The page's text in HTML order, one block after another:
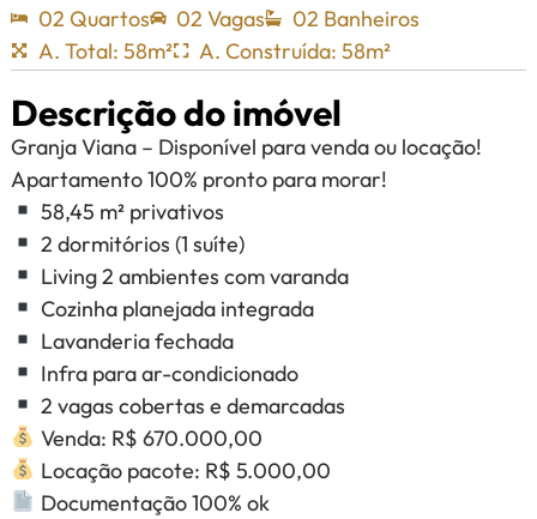
02 Quartos 02 Vagas
02 Banheiros
A. Total: 58m²
A. Construída: 58m²
Descrição do imóvel
Granja Viana – Disponível para venda ou locação!
Apartamento 100% pronto para morar!
58,45 m² privativos
2 dormitórios (1 suíte)
Living 2 ambientes com varanda
Cozinha planejada integrada
Lavanderia fechada
Infra para ar-condicionado
2 vagas cobertas e demarcadas
Venda: R$ 670.000,00
Locação pacote: R$ 5.000,00
Documentação 100% ok